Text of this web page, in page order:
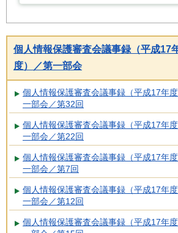
個人情報保護審査会議事録（平成17
度）／第一部会
個人情報保護審査会議事録（平成17年
一部会／第32回
個人情報保護審査会議事録（平成17年
一部会／第22回
個人情報保護審査会議事録（平成17年
一部会／第7回
個人情報保護審査会議事録（平成17年
一部会／第12回
個人情報保護審査会議事録（平成17年